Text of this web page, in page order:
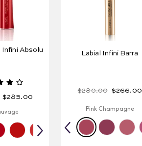
Infini Absolu
$285.00
Labial Infini Barra
$280.00 $266.00
Pink Champagne